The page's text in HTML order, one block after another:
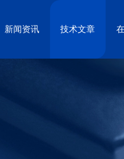
新闻资讯 技术文章